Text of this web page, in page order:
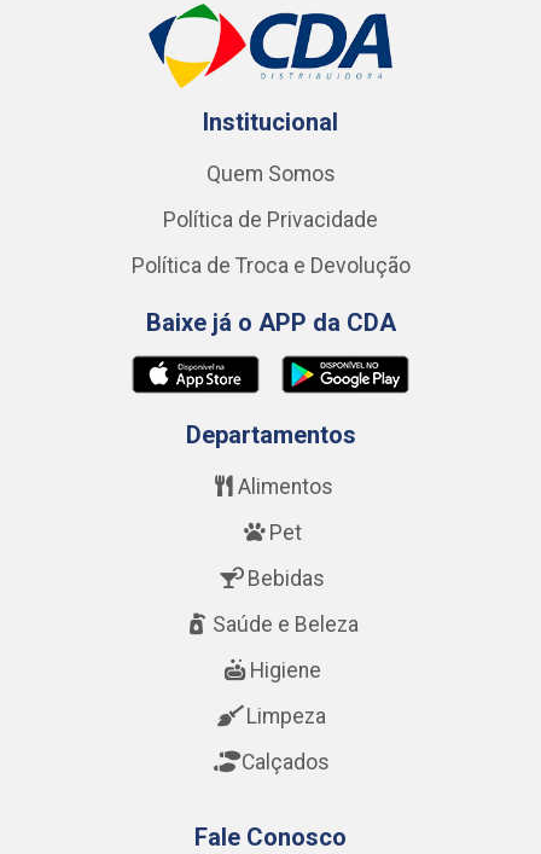
Institucional
Quem Somos
Política de Privacidade
Política de Troca e Devolução
Baixe já o APP da CDA
Departamentos
Alimentos
Pet
Bebidas
Saúde e Beleza
Higiene
Limpeza
Calçados
Fale Conosco